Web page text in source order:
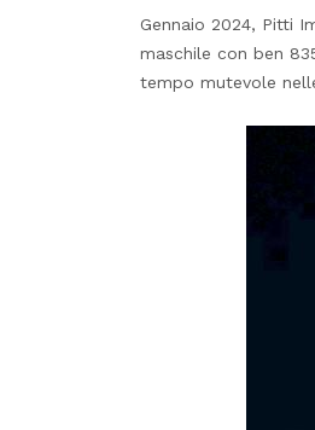
Gennaio 2024, Pitti
maschile con ben
tempo mutevole